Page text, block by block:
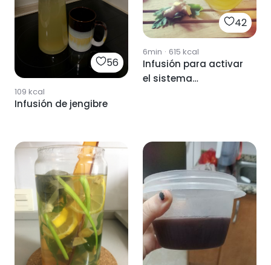
56
109 kcal
Infusión de jengibre
42
6min · 615 kcal
Infusión para activar
el sistema